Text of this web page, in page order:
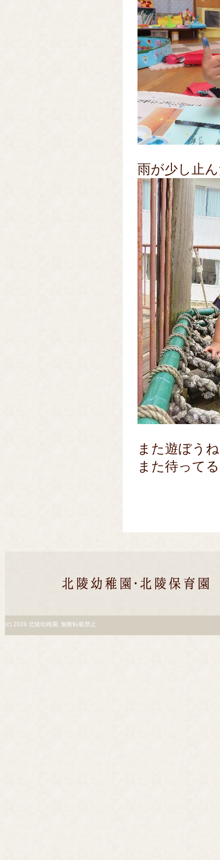
雨が少し止
また遊ぼう
また待って
(c) 2026 北陵幼稚園. 無断転載禁止